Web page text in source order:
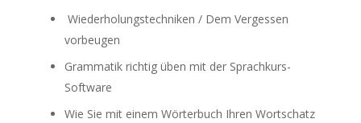
Wiederholungstechniken / Dem Vergessen
vorbeugen
Grammatik richtig üben mit der Sprachkurs-
Software
Wie Sie mit einem Wörterbuch Ihren Wortschatz